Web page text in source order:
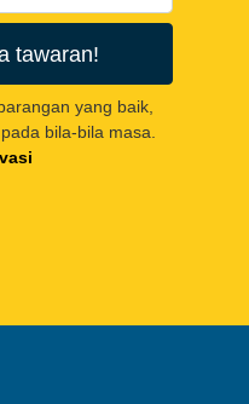
tawaran!
yang baik,
bila-bila masa.